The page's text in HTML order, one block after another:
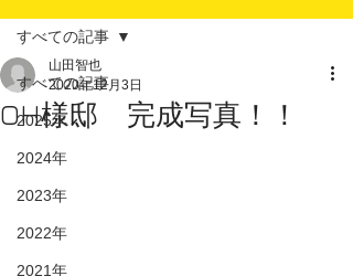
すべての記事
2025年
2024年
2023年
2022年
2021年
すべての記事
OH様邸 完成写真！！
山田智也
2020年12月3日